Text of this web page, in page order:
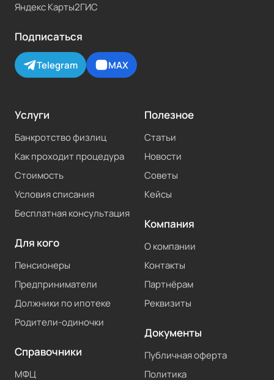
Яндекс Карты2ГИС
Подписаться
Telegram MAX
Услуги
Банкротство физлиц
Как проходит процедура
Стоимость
Условия списания
Бесплатная консультация
Для кого
Пенсионеры
Предприниматели
Должники по ипотеке
Родители-одиночки
Справочники
МФЦ
Полезное
Статьи
Новости
Советы
Кейсы
Компания
О компании
Контакты
Партнёрам
Реквизиты
Документы
Публичная оферта
Политика